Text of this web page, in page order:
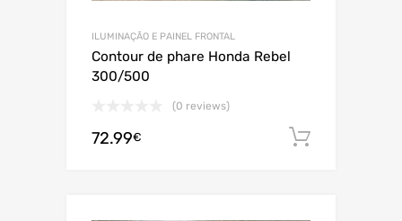
ILUMINAÇÃO E PAINEL FRONTAL
Contour de phare Honda Rebel
300/500
(0 reviews)
72.99€